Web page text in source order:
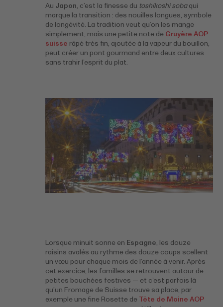
Au Japon, c’est la finesse du toshikoshi sobaqui
marque la transition : des nouilles longues, symbole
de longévité. La tradition veut qu’on les mange
simplement, mais une petite note de Gruyère AOP
suisse râpé très fin, ajoutée à la vapeur du bouillon,
peut créer un pont gourmand entre deux cultures
sans trahir l’esprit du plat.
Lorsque minuit sonne en Espagne, les douze
raisins avalés au rythme des douze coups scellent
un vœu pour chaque mois de l’année à venir. Après
cet exercice, les familles se retrouvent autour de
petites bouchées festives — et c’est parfois là
qu’un Fromage de Suisse trouve sa place, par
exemple une fine Rosette de Tête de Moine AOP